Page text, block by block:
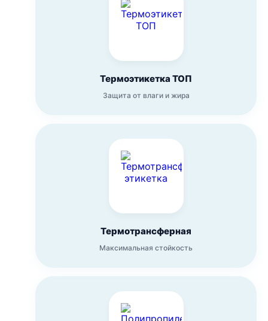
Термоэтикетка ТОП
Защита от влаги и жира
Термотрансферная
Максимальная стойкость